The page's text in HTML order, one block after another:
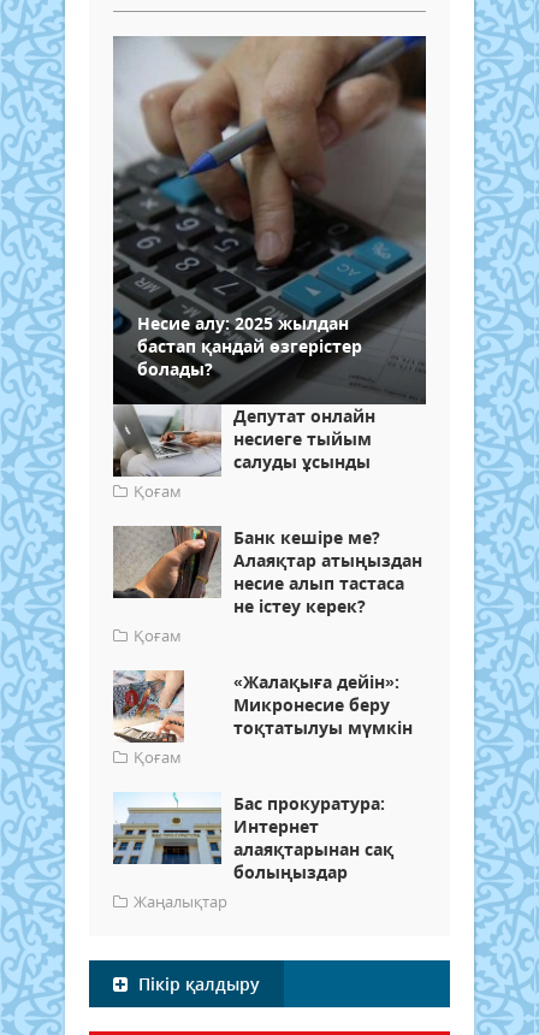
Несие алу: 2025 жылдан
бастап қандай өзгерістер
болады?
Депутат онлайн
несиеге тыйым
салуды ұсынды
Қоғам
Банк кешіре ме?
Алаяқтар атыңыздан
несие алып тастаса
не істеу керек?
Қоғам
«Жалақыға дейін»:
Микронесие беру
тоқтатылуы мүмкін
Қоғам
Бас прокуратура:
Интернет
алаяқтарынан сақ
болыңыздар
Жаңалықтар
Пікір қалдыру